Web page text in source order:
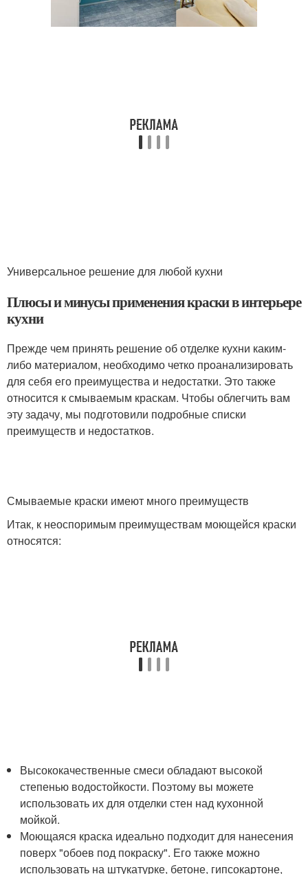
Универсальное решение для любой кухни
Плюсы и минусы применения краски в интерьере
кухни
Прежде чем принять решение об отделке кухни каким-
либо материалом, необходимо четко проанализировать
для себя его преимущества и недостатки. Это также
относится к смываемым краскам. Чтобы облегчить вам
эту задачу, мы подготовили подробные списки
преимуществ и недостатков.
Смываемые краски имеют много преимуществ
Итак, к неоспоримым преимуществам моющейся краски
относятся:
Высококачественные смеси обладают высокой
степенью водостойкости. Поэтому вы можете
использовать их для отделки стен над кухонной
мойкой.
Моющаяся краска идеально подходит для нанесения
поверх "обоев под покраску". Его также можно
использовать на штукатурке, бетоне, гипсокартоне,